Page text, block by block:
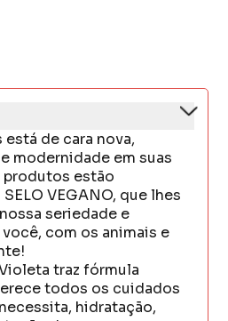
está de cara nova,
modernidade em suas
estão
VEGANO, que lhes
seriedade e
com os animais e
traz fórmula
todos os cuidados
hidratação,